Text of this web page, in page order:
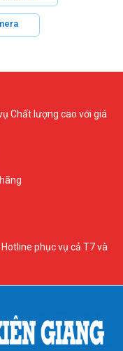
Chất lượng cao với giá
phục vụ cả T7 và